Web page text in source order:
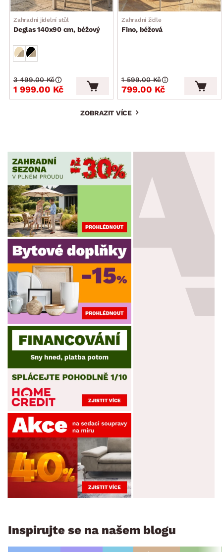
Zahradní jídelní stůl
Deglas 140x90 cm, béžový
1 999.00 Kč
3 499.00 Kč
Zahradní židle
Fino, béžová
799.00 Kč
1 599.00 Kč
ZOBRAZIT VÍCE
Inspirujte se na našem blogu